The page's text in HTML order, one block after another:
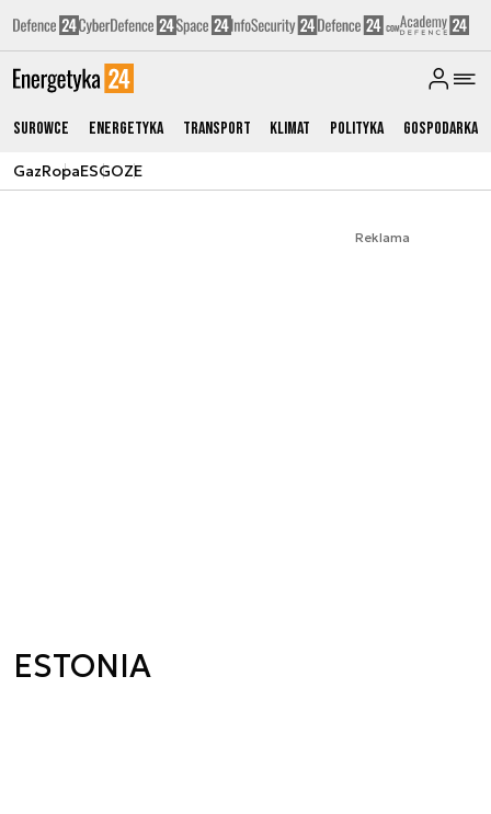
Surowce Energetyka Transport Klimat Polityka Gospodarka
GazRopaESGOZE
Reklama
ESTONIA